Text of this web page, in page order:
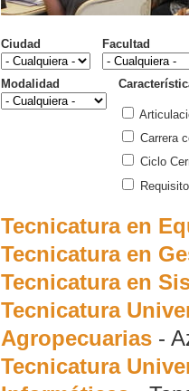
Ciudad Facultad
Modalidad
Carrera
Ciclo
Tecnicatura en
Tecnicatura en
Tecnicatura en
Tecnicatura
Agropecuarias -
Tecnicatura